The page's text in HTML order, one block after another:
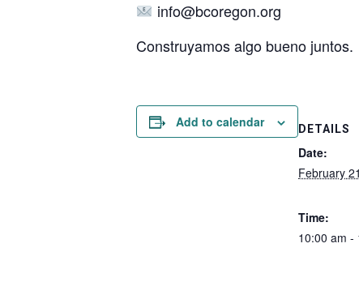
info@bcoregon.org
Construyamos algo bueno juntos.
Add to calendar DETAILS
Date:
February 21
Time:
10:00 am -